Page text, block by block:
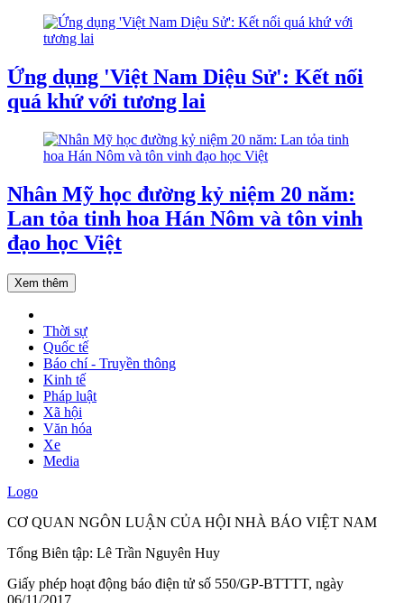
Ứng dụng 'Việt Nam Diệu Sử': Kết nối
quá khứ với tương lai
Nhân Mỹ học đường kỷ niệm 20 năm:
Lan tỏa tinh hoa Hán Nôm và tôn vinh
đạo học Việt
Xem thêm
Thời sự
Quốc tế
Báo chí - Truyền thông
Kinh tế
Pháp luật
Xã hội
Văn hóa
Xe
Media
Logo
CƠ QUAN NGÔN LUẬN CỦA HỘI NHÀ BÁO VIỆT NAM
Tổng Biên tập: Lê Trần Nguyên Huy
Giấy phép hoạt động báo điện tử số 550/GP-BTTTT, ngày
06/11/2017